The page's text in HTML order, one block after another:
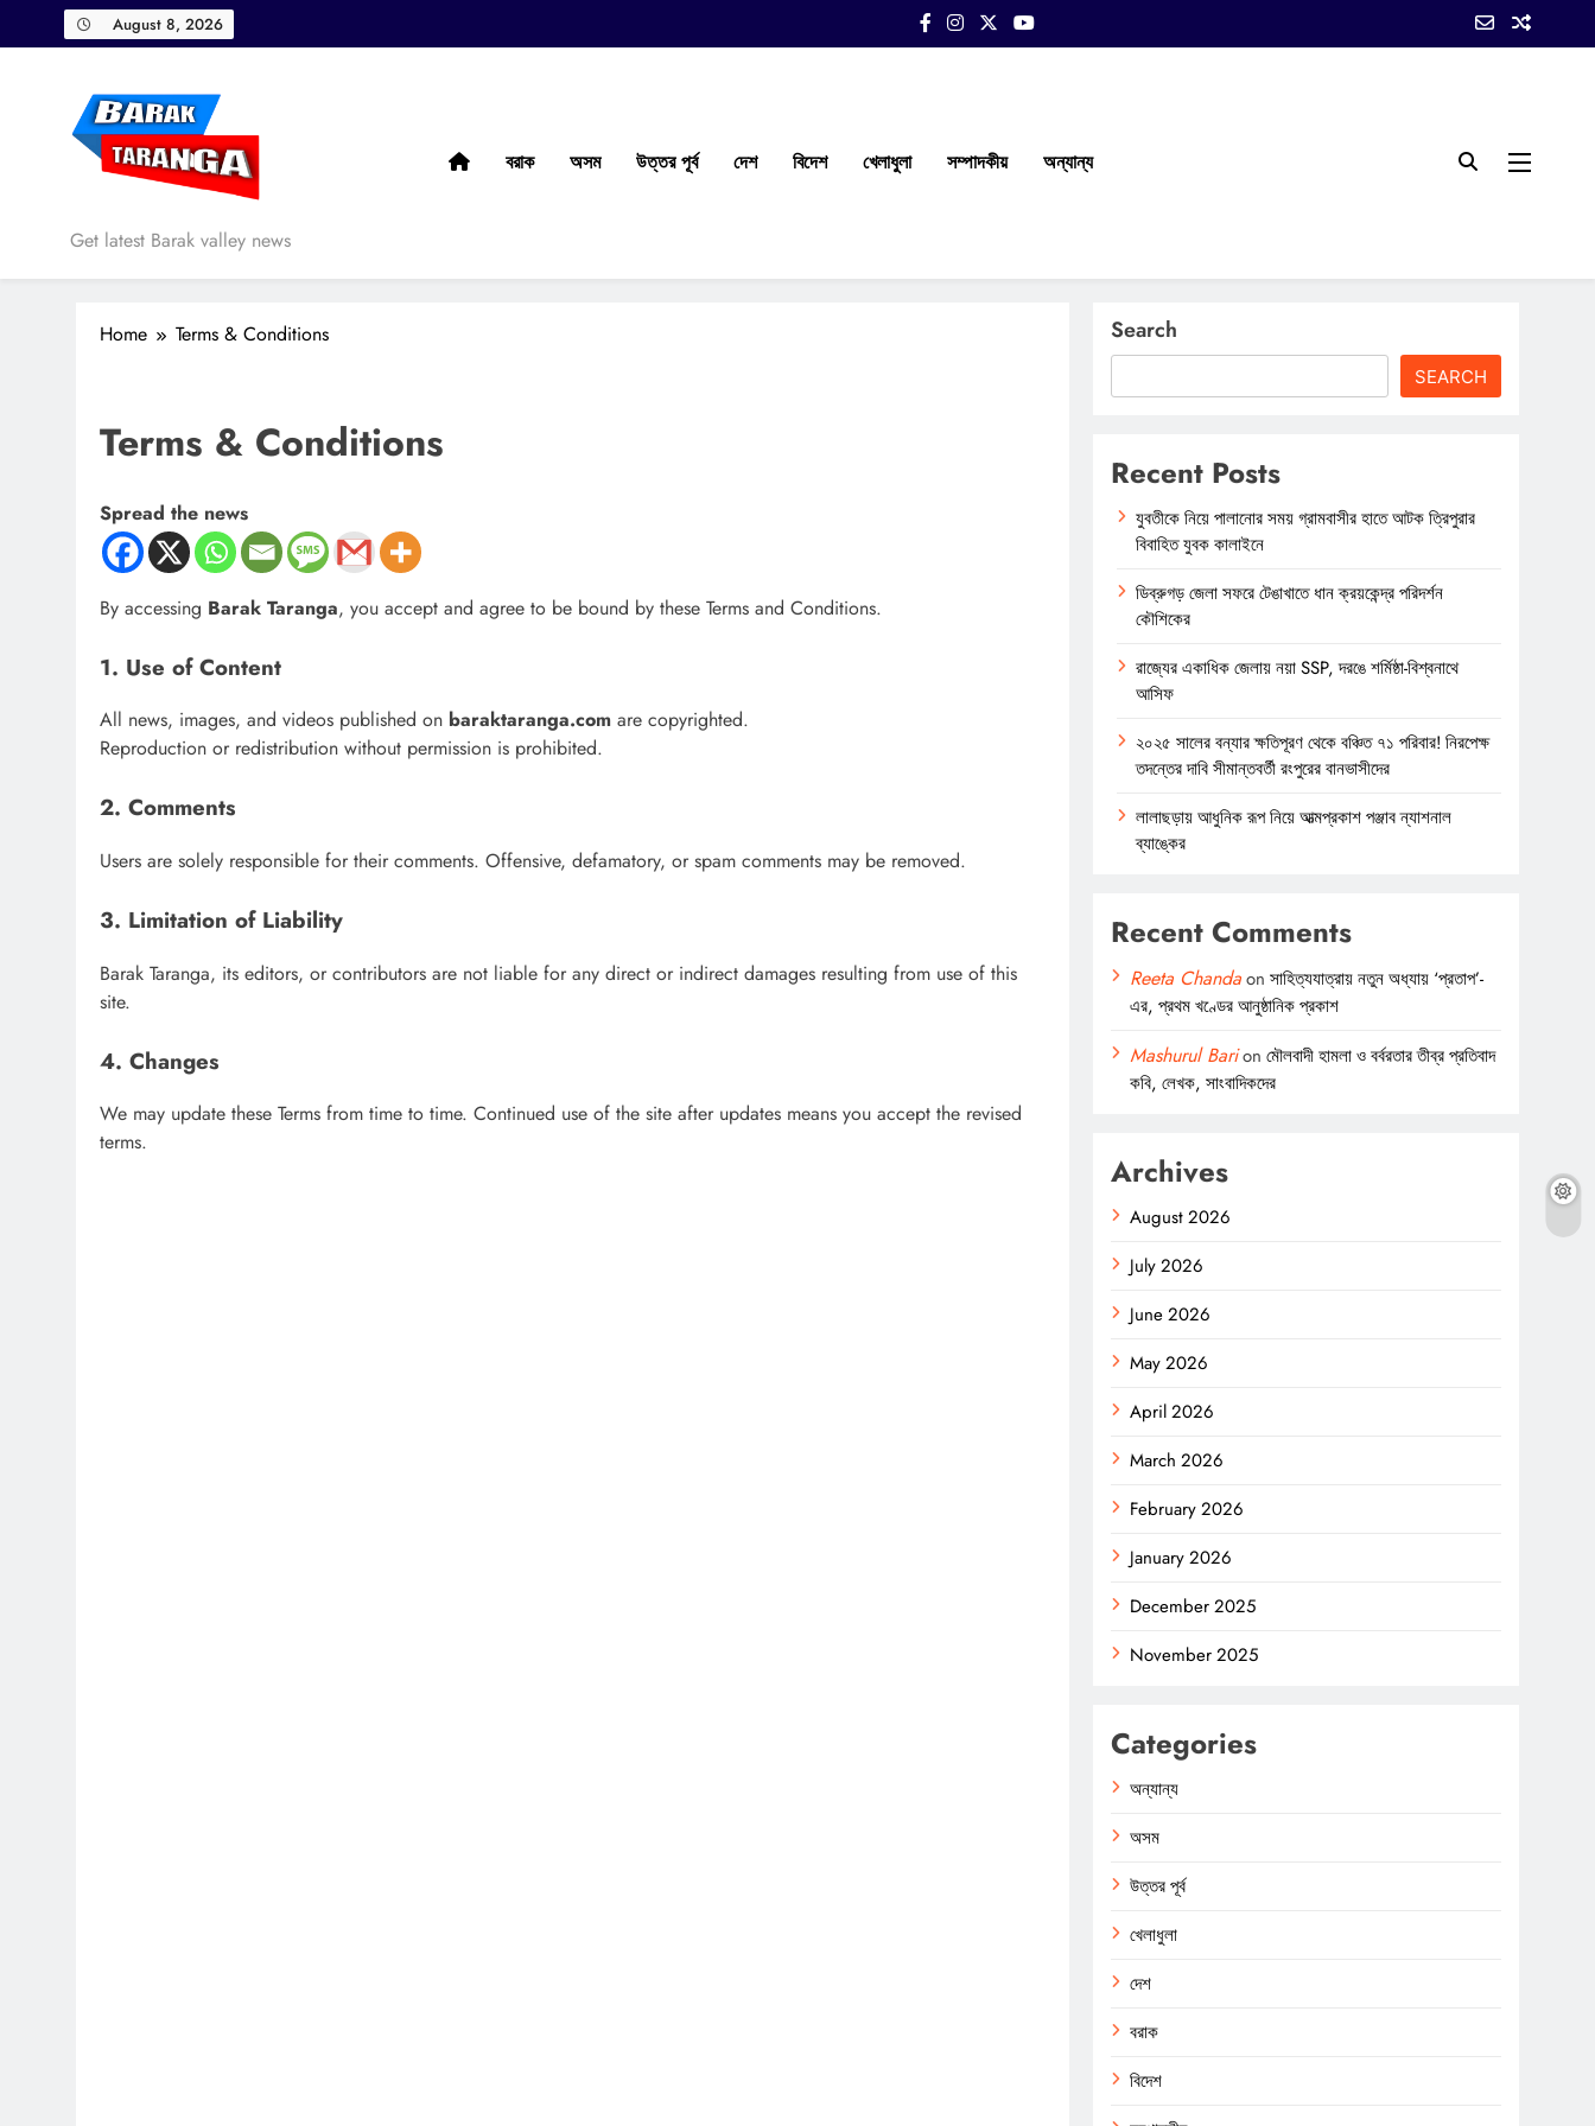
to
August 8, 2026
Barak Taranga
Get latest Barak valley news
বরাক অসম উত্তর পূর্ব দেশ বিদেশ খেলাধুলা সম্পাদকীয় অন্যান্য
Home Terms & Conditions
Terms & Conditions
Spread the news
By accessing Barak Taranga, you accept and agree to be bound by these Terms and Conditions.
1. Use of Content
All news, images, and videos published on baraktaranga.com are copyrighted.
Reproduction or redistribution without permission is prohibited.
2. Comments
Users are solely responsible for their comments. Offensive, defamatory, or spam comments may be removed.
3. Limitation of Liability
Barak Taranga, its editors, or contributors are not liable for any direct or indirect damages resulting from use of this
site.
4. Changes
We may update these Terms from time to time. Continued use of the site after updates means you accept the revised
terms.
Search
SEARCH
Recent Posts
যুবতীকে নিয়ে পালানোর সময় গ্রামবাসীর হাতে আটক ত্রিপুরার
বিবাহিত যুবক কালাইনে
ডিব্রুগড় জেলা সফরে টেঙাখাতে ধান ক্রয়কেন্দ্র পরিদর্শন
কৌশিকের
রাজ্যের একাধিক জেলায় নয়া SSP, দরঙে শর্মিষ্ঠা-বিশ্বনাথে
আসিফ
২০২৫ সালের বন্যার ক্ষতিপূরণ থেকে বঞ্চিত ৭১ পরিবার! নিরপেক্ষ
তদন্তের দাবি সীমান্তবর্তী রংপুরের বানভাসীদের
লালাছড়ায় আধুনিক রূপ নিয়ে আত্মপ্রকাশ পঞ্জাব ন্যাশনাল
ব্যাঙ্কের
Recent Comments
Reeta Chandaonসাহিত্যযাত্রায় নতুন অধ্যায় ‘প্রতাপ’-
এর, প্রথম খণ্ডের আনুষ্ঠানিক প্রকাশ
Mashurul Barionমৌলবাদী হামলা ও বর্বরতার তীব্র প্রতিবাদ
কবি, লেখক, সাংবাদিকদের
Archives
August 2026
July 2026
June 2026
May 2026
April 2026
March 2026
February 2026
January 2026
December 2025
November 2025
Categories
অন্যান্য
অসম
উত্তর পূর্ব
খেলাধুলা
দেশ
বরাক
বিদেশ